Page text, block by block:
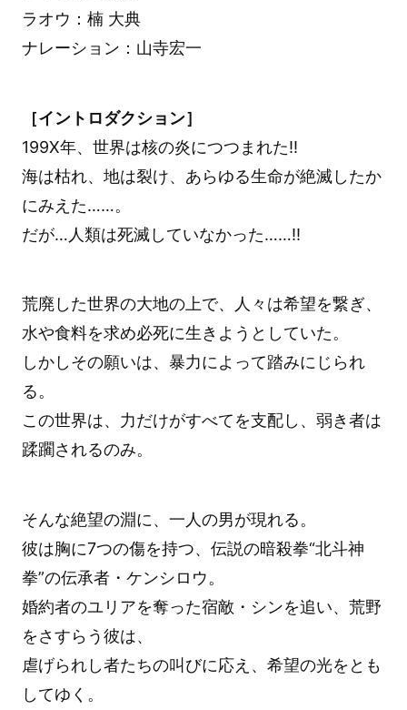
ラオウ：楠 大典
ナレーション：山寺宏一
［イントロダクション］
199X年、世界は核の炎につつまれた!!
海は枯れ、地は裂け、あらゆる生命が絶滅したか
にみえた……。
だが…人類は死滅していなかった……!!
荒廃した世界の大地の上で、人々は希望を繋ぎ、
水や食料を求め必死に生きようとしていた。
しかしその願いは、暴力によって踏みにじられ
る。
この世界は、力だけがすべてを支配し、弱き者は
蹂躙されるのみ。
そんな絶望の淵に、一人の男が現れる。
彼は胸に7つの傷を持つ、伝説の暗殺拳“北斗神
拳”の伝承者・ケンシロウ。
婚約者のユリアを奪った宿敵・シンを追い、荒野
をさすらう彼は、
虐げられし者たちの叫びに応え、希望の光をとも
してゆく。